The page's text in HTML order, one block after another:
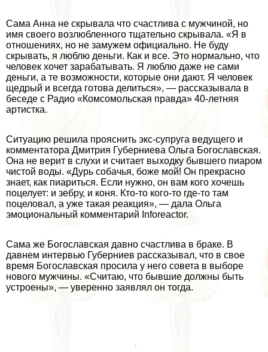
Сама Анна не скрывала что счастлива с мужчиной, но
имя своего возлюбленного тщательно скрывала. «Я в
отношениях, но не замужем официально. Не буду
скрывать, я люблю деньги. Как и все. Это нормально, что
человек хочет заpaбатывать. Я люблю даже не сами
деньги, а те возможности, которые они дают. Я человек
щедрый и всегда готова делиться», — рассказывала в
беседе с Радио «Комсомольская правда» 40-летняя
артистка.
Ситуацию решила прояснить экс-супруга ведущего и
комментатора Дмитрия Губерниева Ольга Богославская.
Она не верит в слухи и считает выходку бывшего пиаром
чистой воды. «Дурь собачья, боже мой! Он прекрасно
знает, как пиариться. Если нужно, он вам кого хочешь
поцелует: и зебру, и коня. Кто-то кого-то где-то там
поцеловал, а уже такая реакция», — дала Ольга
эмоциональный комментарий Inforeactor.
Сама же Богославская давно счастлива в бpaке. В
давнем интервью Губерниев рассказывал, что в свое
время Богославская просила у него совета в выборе
нового мужчины. «Считаю, что бывшие должны быть
устроены», — уверенно заявлял он тогда.